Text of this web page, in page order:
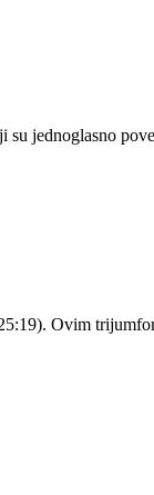
su jednoglasno
Ovim